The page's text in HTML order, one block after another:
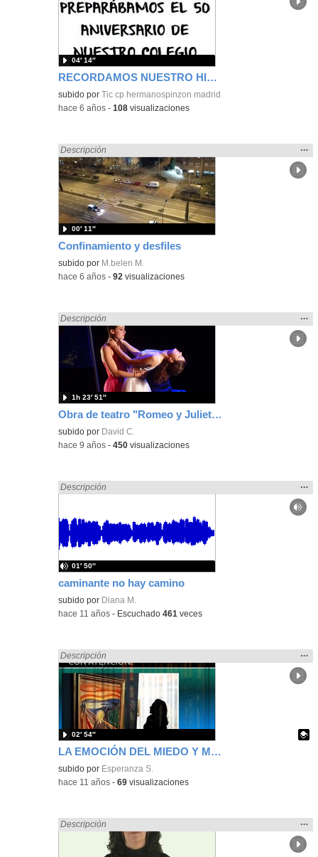
RECORDAMOS NUESTRO HIMNO 50 ANIVERSARIO - CEIP HERMANOS PINZÓN -
subido porTic cp hermanospinzon madrid
04′ 14″
-hace 6 años -108 visualizaciones
Confinamiento y desfiles
Encontrado «gritar» en:
Descripción
la
…
subido por M.belen M.
00′ 11″
-hace 6 años -92 visualizaciones
Obra de teatro "Romeo y Julieta (o Rocío y Marieta)" del Grupo de Teatro Fortuny. Curso 2016/2017.
Encontrado «gritar» en:
Descripción
la
…
subido por David C.
1h 23′ 51″
-hace 9 años -450 visualizaciones
caminante no hay camino
Encontrado «gritar» en:
Descripción
la
…
subido por Diana M.
01′ 50″
-hace 11 años - Escuchado461 veces
LA EMOCIÓN DEL MIEDO Y MUNCH
Encontrado «gritar» en:
Descripción
la
…
Contenido educativo.
subido por Esperanza S.
02′ 54″
-hace 11 años -69 visualizaciones
Encontrado «gritar» en:
Descripción
la
…